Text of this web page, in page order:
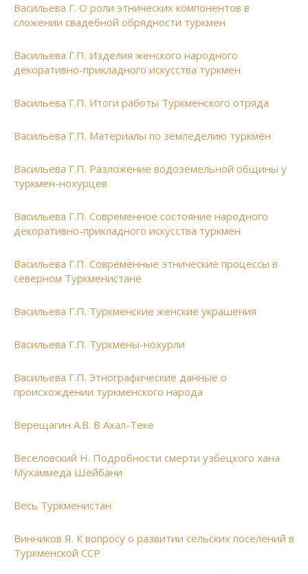
Васильева Г. О роли этнических компонентов в
сложении свадебной обрядности туркмен
Васильева Г.П. Изделия женского народного
декоративно-прикладного искусства туркмен
Васильева Г.П. Итоги работы Туркменского отряда
Васильева Г.П. Материалы по земледелию туркмен
Васильева Г.П. Разложение водоземельной общины у
туркмен-нохурцев
Васильева Г.П. Современное состояние народного
декоративно-прикладного искусства туркмен
Васильева Г.П. Современные этнические процессы в
северном Туркменистане
Васильева Г.П. Туркменские женские украшения
Васильева Г.П. Туркмены-нохурли
Васильева Г.П. Этнографические данные о
происхождении туркменского народа
Верещагин А.В. В Ахал-Теке
Веселовский Н. Подробности смерти узбецкого хана
Мухаммеда Шейбани
Весь Туркменистан
Винников Я. К вопросу о развитии сельских поселений в
Туркменской ССР